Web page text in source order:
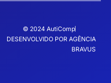
© 2024 AutiComp
DESENVOLVIDO POR AGÊNCIA
BRAVUS